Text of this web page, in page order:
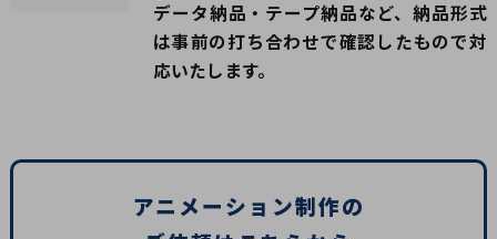
データ納品・テープ納品など、納品形式
は事前の打ち合わせで確認したもので対
応いたします。
アニメーション制作の